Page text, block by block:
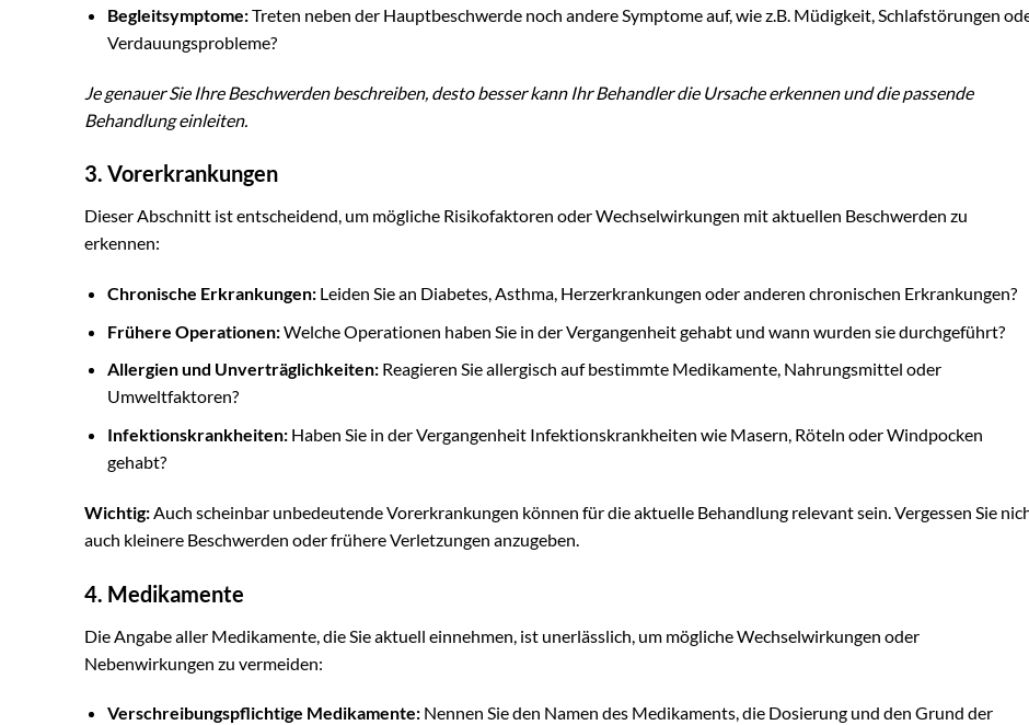
Begleitsymptome:Treten neben der Hauptbeschwerde noch andere Symptome auf, wie z.B. Müdigkeit, Schlafstörungen
Verdauungsprobleme?
Je genauer Sie Ihre Beschwerden beschreiben, desto besser kann Ihr Behandler die Ursache erkennen und die passende
Behandlung einleiten.
3. Vorerkrankungen
Dieser Abschnitt ist entscheidend, um mögliche Risikofaktoren oder Wechselwirkungen mit aktuellen Beschwerden zu
erkennen:
Chronische Erkrankungen:Leiden Sie an Diabetes, Asthma, Herzerkrankungen oder anderen chronischen Erkrankungen?
Frühere Operationen:Welche Operationen haben Sie in der Vergangenheit gehabt und wann wurden sie durchgeführt?
Allergien und Unverträglichkeiten:Reagieren Sie allergisch auf bestimmte Medikamente, Nahrungsmittel oder
Umweltfaktoren?
Infektionskrankheiten:Haben Sie in der Vergangenheit Infektionskrankheiten wie Masern, Röteln oder Windpocken
gehabt?
Wichtig: Auch scheinbar unbedeutende Vorerkrankungen können für die aktuelle Behandlung relevant sein. Vergessen Sie
auch kleinere Beschwerden oder frühere Verletzungen anzugeben.
4. Medikamente
Die Angabe aller Medikamente, die Sie aktuell einnehmen, ist unerlässlich, um mögliche Wechselwirkungen oder
Nebenwirkungen zu vermeiden:
Verschreibungspflichtige Medikamente:Nennen Sie den Namen des Medikaments, die Dosierung und den Grund der